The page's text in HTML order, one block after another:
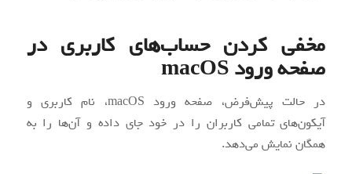
مخفی کردن حساب‌های کاربری در
صفحه ورود macOS
در حالت پیش‌فرض، صفحه ورود macOS، نام کاربری و
آیکون‌های تمامی کاربران را در خود جای داده و آن‌ها را به
همگان نمایش می‌دهد.